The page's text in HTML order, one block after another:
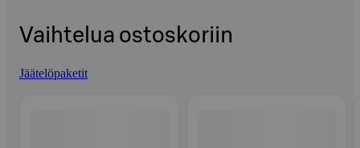
Vaihtelua ostoskoriin
Jäätelöpaketit